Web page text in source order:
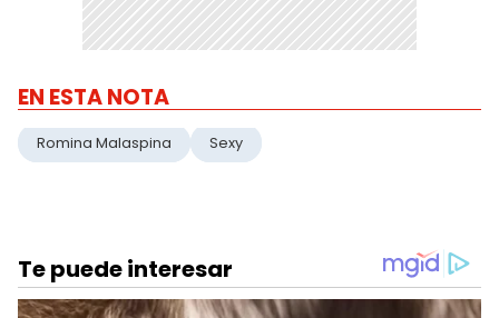
EN ESTA NOTA
Romina Malaspina Sexy